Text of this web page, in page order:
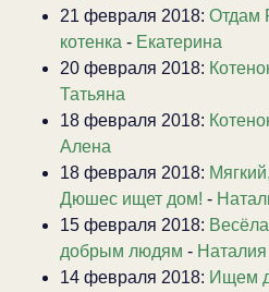
21 февраля 2018: Отдам
котенка - Екатерина
20 февраля 2018:
Татьяна
18 февраля 2018:
Алена
18 февраля 2018:
Дюшес ищет дом! -
15 февраля 2018:
добрым людям - Наталия
14 февраля 2018: Ищем